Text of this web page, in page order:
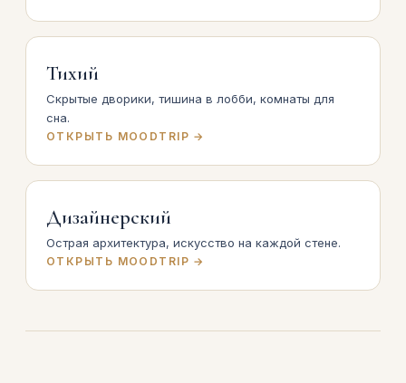
Тихий
Скрытые дворики, тишина в лобби, комнаты для
сна.
ОТКРЫТЬ MOODTRIP →
Дизайнерский
Острая архитектура, искусство на каждой стене.
ОТКРЫТЬ MOODTRIP →